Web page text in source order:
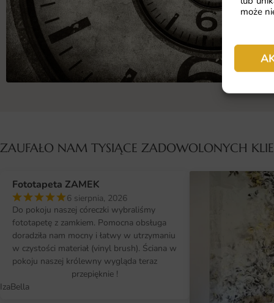
może
ZAUFAŁO NAM TYSIĄCE ZADOWOLONYCH
Fototapeta ZAMEK
6 sierpnia, 2026
Do pokoju naszej córeczki wybraliśmy
fototapetę z zamkiem. Pomocna obsługa
doradziła nam mocny i łatwy w utrzymaniu
w czystości materiał (vinyl brush). Ściana w
pokoju naszej królewny wygląda teraz
przepięknie !
IzaBella